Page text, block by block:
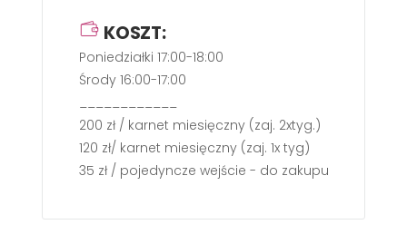
KOSZT:
Poniedziałki 17:00-18:00
Środy 16:00-17:00
____________
200 zł / karnet miesięczny (zaj. 2xtyg.)
120 zł/ karnet miesięczny (zaj. 1x tyg)
35 zł / pojedyncze wejście - do zakupu gotówką